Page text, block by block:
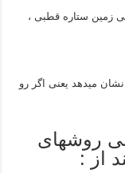
زمین ستاره‌ قطبی ،
میدهد یعنی اگر رو
روشهای
از :